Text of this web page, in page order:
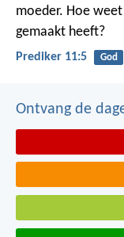
moeder. Hoe
gemaakt heeft?
Prediker 11:5 God
Ontvang de